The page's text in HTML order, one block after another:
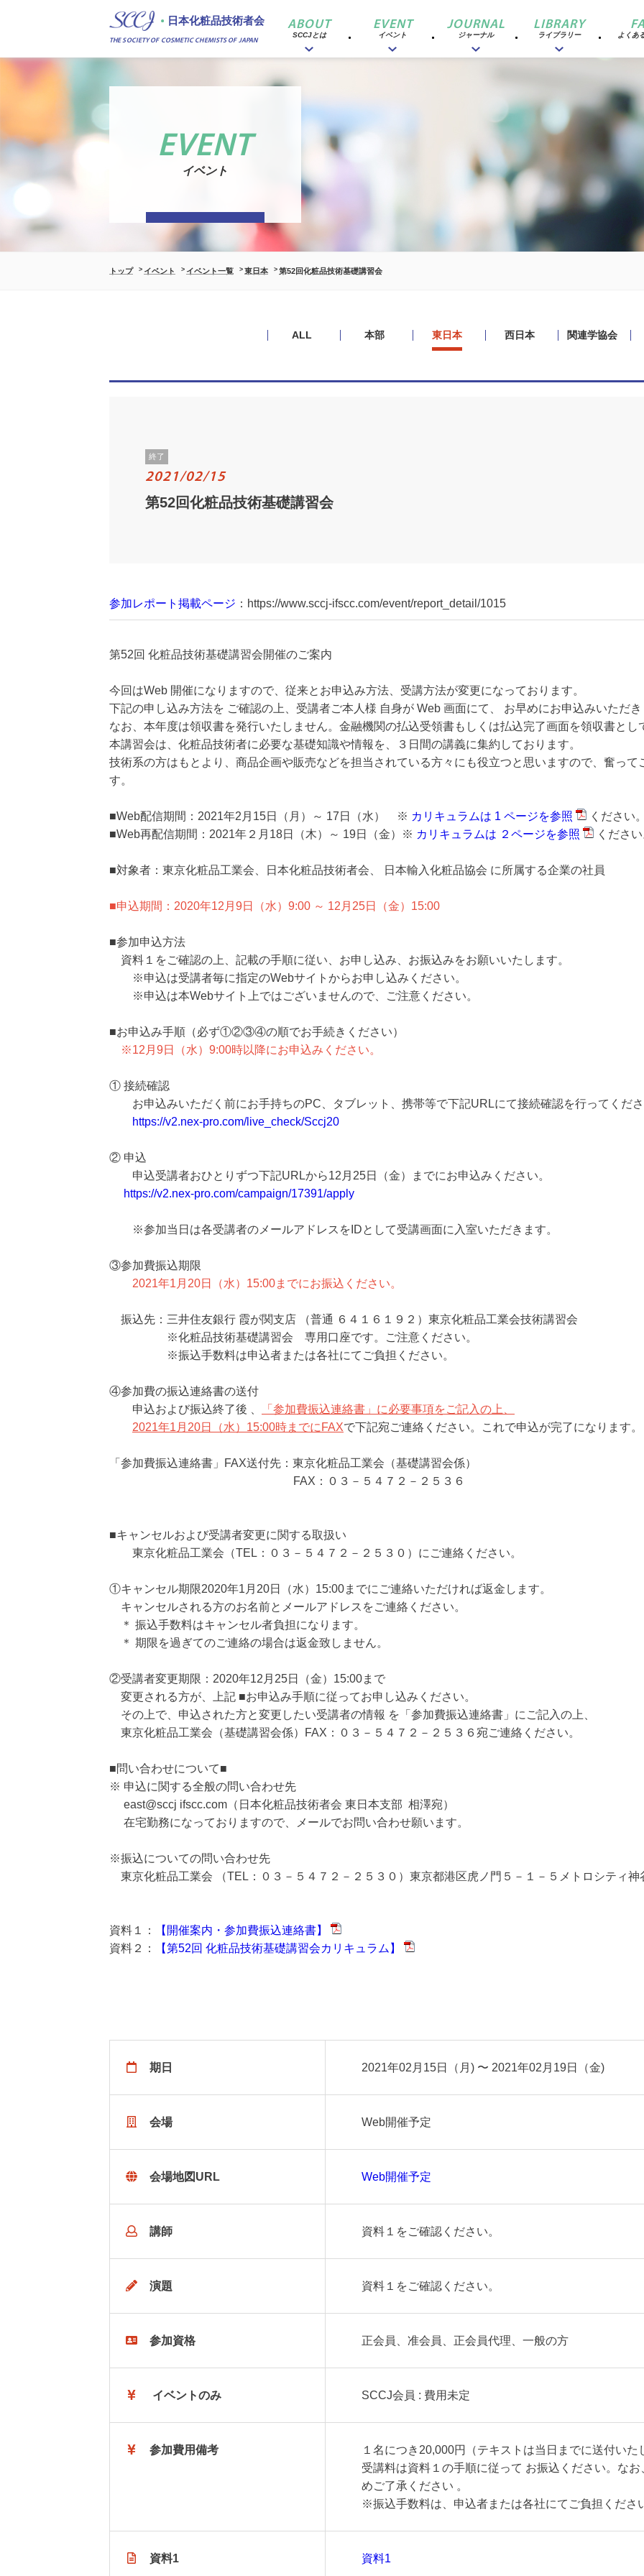
日本化粧品技術者会
THE SOCIETY OF COSMETIC CHEMISTS OF JAPAN
ABOUT
SCCJとは
EVENT
イベント
JOURNAL
ジャーナル
LIBRARY
ライブラリー よくあ
EVENT
イベント
トップ イベント イベント一覧 東日本 第52回化粧品技術基礎講習会
ALL 本部 東日本 西日本 関連学協会
終了
2021/02/15
第52回化粧品技術基礎講習会
参加レポート掲載ページ ：https://www.sccj-ifscc.com/event/report_detail/1015
第52回 化粧品技術基礎講習会開催のご案内
今回はWeb 開催になりますので、従来とお申込み方法、受講方法が変更になっております。
下記の申し込み方法を ご確認の上、受講者ご本人様 自身が Web 画面にて、 お早めにお申込みいただ
なお、本年度は領収書を発行いたしません。金融機関の払込受領書もしくは払込完了画面を領収書とし
本講習会は、化粧品技術者に必要な基礎知識や情報を、３日間の講義に集約しております。
技術系の方はもとより、商品企画や販売などを担当されている方々にも役立つと思いますので、奮っ
す。
■Web配信期間：2021年2月15日（月）～ 17日（水） ※ カリキュラムは 1 ページを参照
ください
■Web再配信期間：2021年２月18日（木）～ 19日（金）※ カリキュラムは ２ページを参照 くださ
■対象者：東京化粧品工業会、日本化粧品技術者会、 日本輸入化粧品協会 に所属する企業の社員
■申込期間：2020年12月9日（水）9:00 ～ 12月25日（金）15:00
■参加申込方法
資料１をご確認の上、記載の手順に従い、お申し込み、お振込みをお願いいたします。
※申込は受講者毎に指定のWebサイトからお申し込みください。
※申込は本Webサイト上ではございませんので、ご注意ください。
■お申込み手順（必ず①②③④の順でお手続きください）
※12月9日（水）9:00時以降にお申込みください。
① 接続確認
お申込みいただく前にお手持ちのPC、タブレット、携帯等で下記URLにて接続確認を行ってくだ
https://v2.nex-pro.com/live_check/Sccj20
② 申込
申込受講者おひとりずつ下記URLから12月25日（金）までにお申込みください。
https://v2.nex-pro.com/campaign/17391/apply
※参加当日は各受講者のメールアドレスをIDとして受講画面に入室いただきます。
③参加費振込期限
2021年1月20日（水）15:00までにお振込ください。
振込先：三井住友銀行 霞が関支店 （普通 ６４１６１９２）東京化粧品工業会技術講習会
※化粧品技術基礎講習会 専用口座です。ご注意ください。
※振込手数料は申込者または各社にてご負担ください。
④参加費の振込連絡書の送付
申込および振込終了後 、
「参加費振込連絡書」に必要事項をご記入の上、
2021年1月20日（水）15:00時までにFAXで下記宛ご連絡ください。これで申込が完了になります。
「参加費振込連絡書」FAX送付先：東京化粧品工業会（基礎講習会係）
FAX：０３－５４７２－２５３６
■キャンセルおよび受講者変更に関する取扱い
東京化粧品工業会（TEL：０３－５４７２－２５３０）にご連絡ください。
①キャンセル期限2020年1月20日（水）15:00までにご連絡いただければ返金します。
キャンセルされる方のお名前とメールアドレスをご連絡ください。
＊ 振込手数料はキャンセル者負担になります。
＊ 期限を過ぎてのご連絡の場合は返金致しません。
②受講者変更期限：2020年12月25日（金）15:00まで
変更される方が、上記 ■お申込み手順に従ってお申し込みください。
その上で、申込された方と変更したい受講者の情報 を「参加費振込連絡書」にご記入の上、
東京化粧品工業会（基礎講習会係）FAX：０３－５４７２－２５３６宛ご連絡ください。
■問い合わせについて■
※ 申込に関する全般の問い合わせ先
east@sccj ifscc.com（日本化粧品技術者会 東日本支部 相澤宛）
在宅勤務になっておりますので、メールでお問い合わせ願います。
※振込についての問い合わせ先
東京化粧品工業会 （TEL：０３－５４７２－２５３０）東京都港区虎ノ門５－１－５メトロシティ神
資料１：
【開催案内・参加費振込連絡書】
資料２：
【第52回 化粧品技術基礎講習会カリキュラム】
期日 2021年02月15日（月) 〜 2021年02月19日（金)
会場 Web開催予定
会場地図URL Web開催予定
講師 資料１をご確認ください。
演題 資料１をご確認ください。
参加資格 正会員、准会員、正会員代理、一般の方
イベントのみ SCCJ会員 : 費用未定
参加費用備考
１名につき20,000円（テキストは当日までに送付いた
受講料は資料１の手順に従って お振込ください。な
めご了承ください 。
※振込手数料は、申込者または各社にてご負担くださ
資料1 資料1